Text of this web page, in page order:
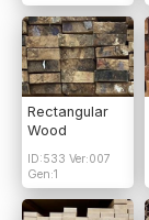
Rectangular
Wood
ID:533 Ver:007
Gen:1